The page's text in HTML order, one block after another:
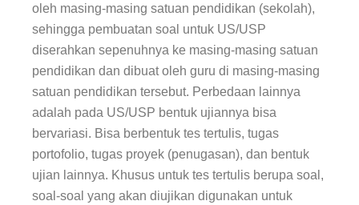
oleh masing-masing satuan pendidikan (sekolah),
sehingga pembuatan soal untuk US/USP
diserahkan sepenuhnya ke masing-masing satuan
pendidikan dan dibuat oleh guru di masing-masing
satuan pendidikan tersebut. Perbedaan lainnya
adalah pada US/USP bentuk ujiannya bisa
bervariasi. Bisa berbentuk tes tertulis, tugas
portofolio, tugas proyek (penugasan), dan bentuk
ujian lainnya. Khusus untuk tes tertulis berupa soal,
soal-soal yang akan diujikan digunakan untuk